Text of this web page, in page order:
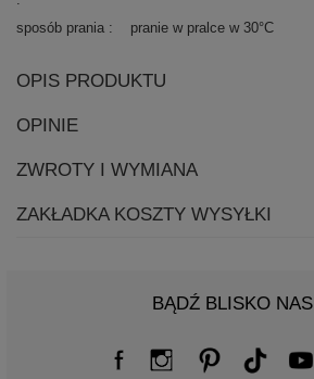
sposób prania pranie w pralce w 30°C
OPIS PRODUKTU
OPINIE
ZWROTY I WYMIANA
ZAKŁADKA KOSZTY WYSYŁKI
BĄDŹ BLISKO NAS